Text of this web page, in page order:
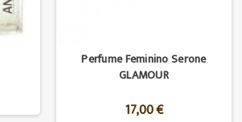
Perfume Feminino Serone
GLAMOUR
17,00 €